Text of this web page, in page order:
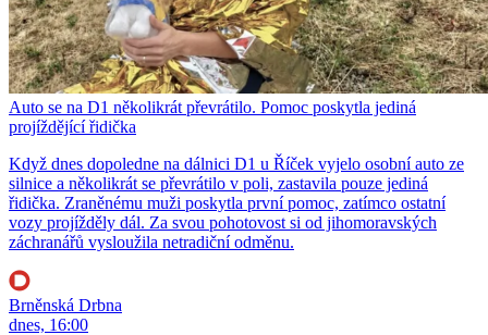
Auto se na D1 několikrát převrátilo. Pomoc poskytla jediná
projíždějící řidička
Když dnes dopoledne na dálnici D1 u Říček vyjelo osobní auto ze
silnice a několikrát se převrátilo v poli, zastavila pouze jediná
řidička. Zraněnému muži poskytla první pomoc, zatímco ostatní
vozy projížděly dál. Za svou pohotovost si od jihomoravských
záchranářů vysloužila netradiční odměnu.
Brněnská Drbna
dnes, 16:00